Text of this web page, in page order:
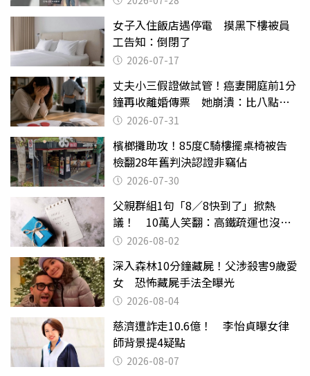
女子入住飯店遇停電 摸黑下樓被員
工告知：倒閉了
2026-07-17
丈夫小三假證做試管！癌妻開庭前1分
鐘再收離婚傳票 她崩潰：比八點檔
還扯2026-07-31
檳榔攤助攻！85度C騎樓擺桌椅被告
檢翻28年舊判決認證非竊佔
2026-07-30
父親群組1句「8／8快到了」掀熱
議！ 10萬人笑翻：高鐵疏運也沒列
父親節
2026-08-02
深入森林10分鐘藏屍！父涉殺害9歲愛
女 恐怖藏屍手法全曝光
2026-08-04
慈濟遭詐走10.6億！ 李怡貞曝女律
師背景提4疑點
2026-08-07